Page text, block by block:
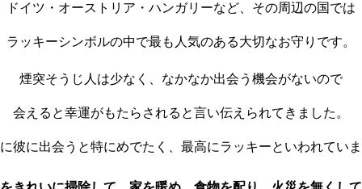
ドイツ・オーストリア・ハンガリーなど、その周辺の国では
ラッキーシンボルの中で最も人気のある大切なお守りです。
煙突そうじ人は少なく、なかなか出会う機会がないので
会えると幸運がもたらされると言い伝えられてきました。
彼に出会うと特にめでたく、最高にラッキーといわれていま